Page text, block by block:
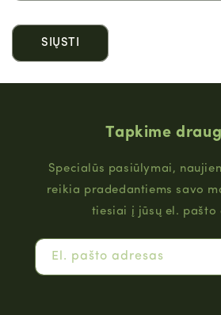
m
SIŲSTI
Tapkime
Specialūs pasiūlymai,
reikia pradedantiems savo
tiesiai į jūsų el. pašto
El. pašto adresas